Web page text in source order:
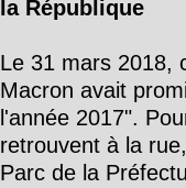
la République
Le 31 mars 2018,
Macron avait
l'année 2017".
retrouvent à la
Parc de la